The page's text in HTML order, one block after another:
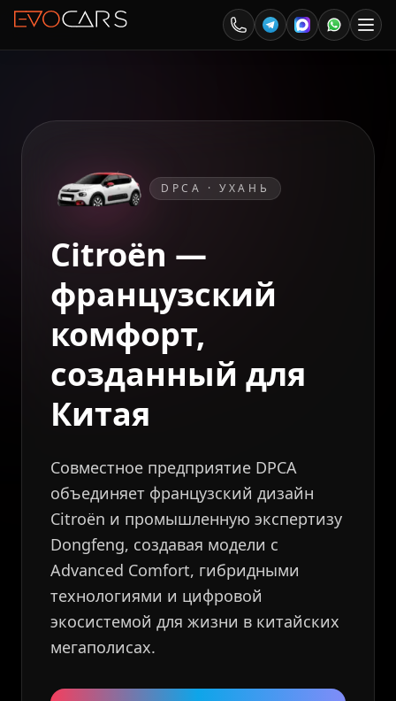
DPCA · УХАНЬ
Citroën —
французский
комфорт,
созданный для
Китая
Совместное предприятие DPCA
объединяет французский дизайн
Citroën и промышленную экспертизу
Dongfeng, создавая модели с
Advanced Comfort, гибридными
технологиями и цифровой
экосистемой для жизни в китайских
мегаполисах.